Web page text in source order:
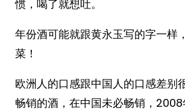
惯，喝了就想吐。
年份酒可能就跟黄永玉写的字一样
菜！
欧洲人的口感跟中国人的口感差别
畅销的酒，在中国未必畅销，